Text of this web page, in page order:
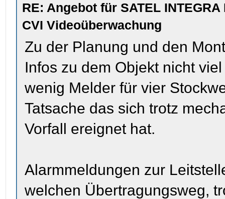
RE: Angebot für SATEL
CVI Videoüberwachung
Zu der Planung und den
Infos zu dem Objekt nicht
wenig Melder für vier
Tatsache das sich trotz
Vorfall ereignet hat.
Alarmmeldungen zur
welchen Übertragungsweg,